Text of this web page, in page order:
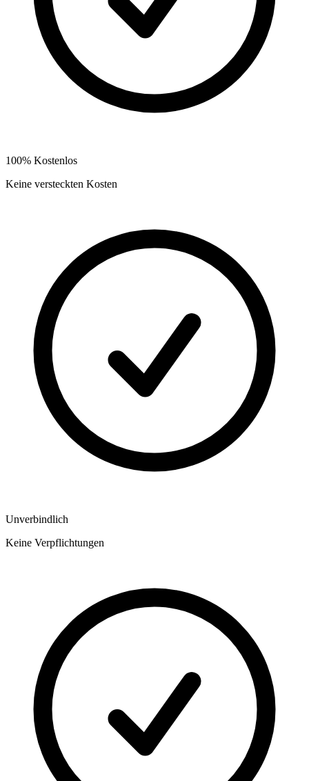
100% Kostenlos
Keine versteckten Kosten
Unverbindlich
Keine Verpflichtungen